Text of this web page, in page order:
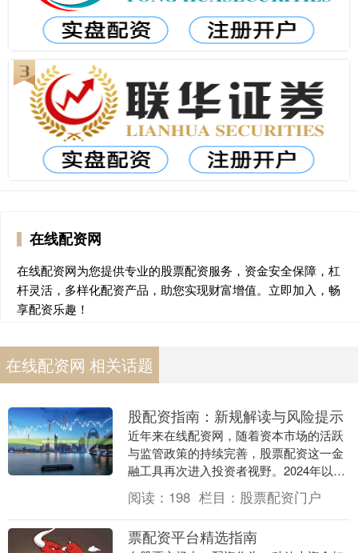
在线配资网
在线配资网为您提供专业的股票配资服务，资金安全保障，杠
杆灵活，多样化配资产品，助您实现财富增值。立即加入，畅
享配资乐趣！
在线配资网 相关话题
股配资指南：新规解读与风险提示
近年来在线配资网，随着资本市场的活跃
与监管政策的持续完善，股票配资这一金
融工具再次进入投资者视野。2024年以
来，监管部门针对场外配资、杠杆比例、
资金流向等关键....
阅读： 198 栏目： 股票配资门户
票配资平台精选指南